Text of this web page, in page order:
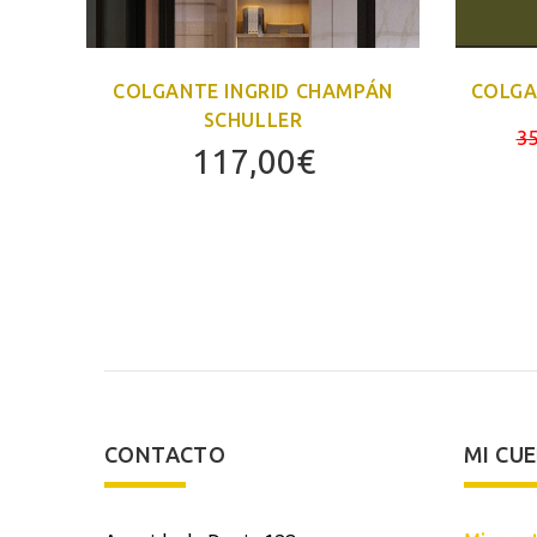
COLGANTE INGRID CHAMPÁN
SCHULLER
117,00€
CONTACTO MI